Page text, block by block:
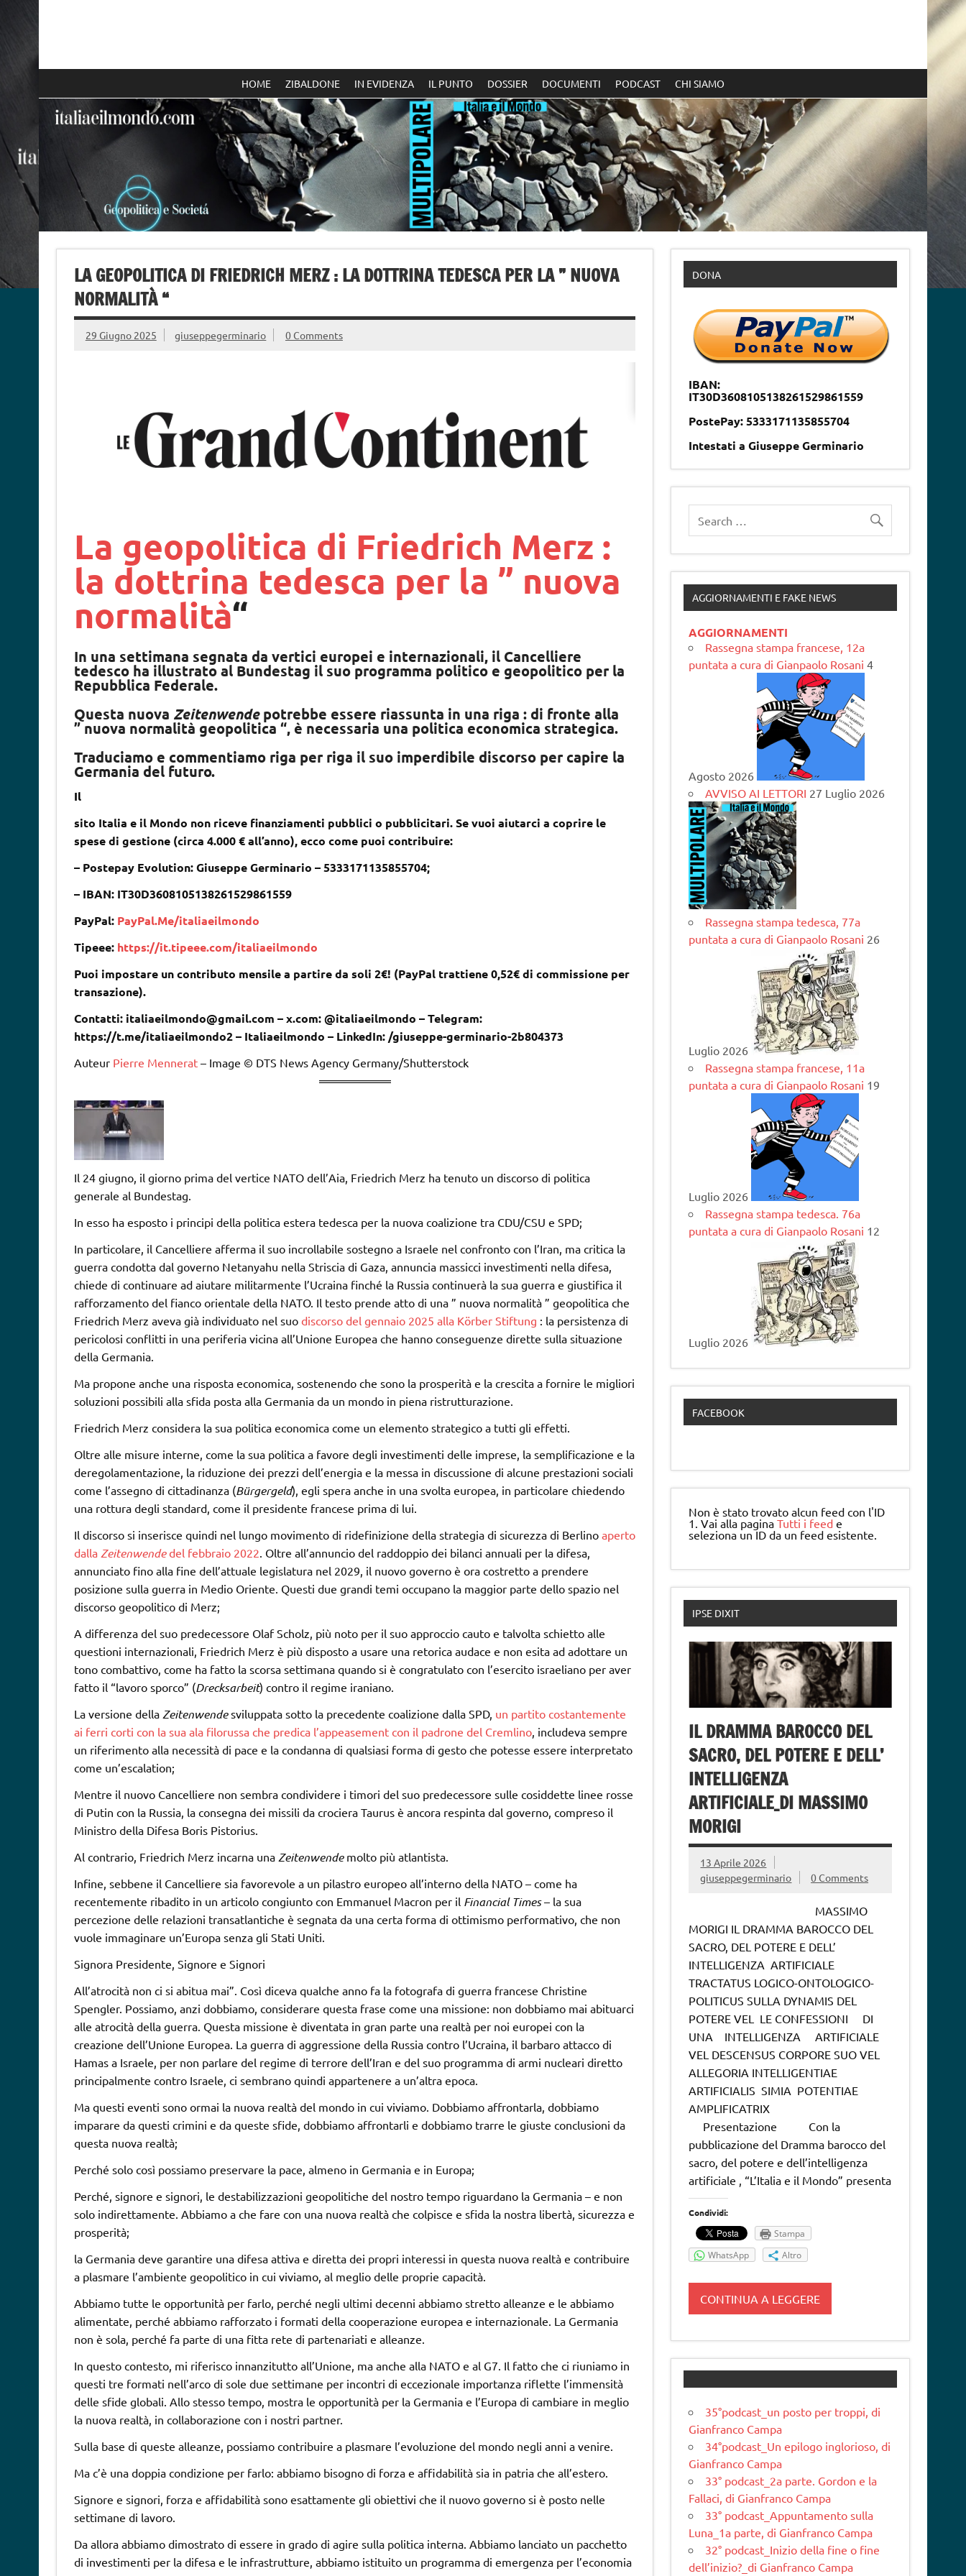
HOME ZIBALDONE IN EVIDENZA IL PUNTO DOSSIER DOCUMENTI PODCAST CHI SIAMO
LA GEOPOLITICA DI FRIEDRICH MERZ : LA DOTTRINA TEDESCA PER LA ” NUOVA
NORMALITÀ “
29 Giugno 2025 giuseppegerminario 0 Comments
La geopolitica di Friedrich Merz :
la dottrina tedesca per la ” nuova
normalità“
In una settimana segnata da vertici europei e internazionali, il Cancelliere
tedesco ha illustrato al Bundestag il suo programma politico e geopolitico per la
Repubblica Federale.
Questa nuova Zeitenwendepotrebbe essere riassunta in una riga : di fronte alla
” nuova normalità geopolitica “, è necessaria una politica economica strategica.
Traduciamo e commentiamo riga per riga il suo imperdibile discorso per capire la
Germania del futuro.
Il
sito Italia e il Mondo non riceve finanziamenti pubblici o pubblicitari. Se vuoi aiutarci a coprire le
spese di gestione (circa 4.000 € all’anno), ecco come puoi contribuire:
– Postepay Evolution: Giuseppe Germinario – 5333171135855704;
– IBAN: IT30D3608105138261529861559
PayPal: PayPal.Me/italiaeilmondo
Tipeee: https://it.tipeee.com/italiaeilmondo
Puoi impostare un contributo mensile a partire da soli 2€! (PayPal trattiene 0,52€ di commissione per
transazione).
Contatti: italiaeilmondo@gmail.com – x.com: @italiaeilmondo – Telegram:
https://t.me/italiaeilmondo2 – Italiaeilmondo – LinkedIn: /giuseppe-germinario-2b804373
Auteur Pierre Mennerat– Image © DTS News Agency Germany/Shutterstock
Il 24 giugno, il giorno prima del vertice NATO dell’Aia, Friedrich Merz ha tenuto un discorso di politica
generale al Bundestag.
In esso ha esposto i principi della politica estera tedesca per la nuova coalizione tra CDU/CSU e SPD;
In particolare, il Cancelliere afferma il suo incrollabile sostegno a Israele nel confronto con l’Iran, ma critica la
guerra condotta dal governo Netanyahu nella Striscia di Gaza, annuncia massicci investimenti nella difesa,
chiede di continuare ad aiutare militarmente l’Ucraina finché la Russia continuerà la sua guerra e giustifica il
rafforzamento del fianco orientale della NATO. Il testo prende atto di una ” nuova normalità ” geopolitica che
Friedrich Merz aveva già individuato nel suo discorso del gennaio 2025 alla Körber Stiftung : la persistenza di
pericolosi conflitti in una periferia vicina all’Unione Europea che hanno conseguenze dirette sulla situazione
della Germania.
Ma propone anche una risposta economica, sostenendo che sono la prosperità e la crescita a fornire le migliori
soluzioni possibili alla sfida posta alla Germania da un mondo in piena ristrutturazione.
Friedrich Merz considera la sua politica economica come un elemento strategico a tutti gli effetti.
Oltre alle misure interne, come la sua politica a favore degli investimenti delle imprese, la semplificazione e la
deregolamentazione, la riduzione dei prezzi dell’energia e la messa in discussione di alcune prestazioni sociali
come l’assegno di cittadinanza (Bürgergeld), egli spera anche in una svolta europea, in particolare chiedendo
una rottura degli standard, come il presidente francese prima di lui.
Il discorso si inserisce quindi nel lungo movimento di ridefinizione della strategia di sicurezza di Berlino aperto
dalla Zeitenwendedel febbraio 2022 . Oltre all’annuncio del raddoppio dei bilanci annuali per la difesa,
annunciato fino alla fine dell’attuale legislatura nel 2029, il nuovo governo è ora costretto a prendere
posizione sulla guerra in Medio Oriente. Questi due grandi temi occupano la maggior parte dello spazio nel
discorso geopolitico di Merz;
A differenza del suo predecessore Olaf Scholz, più noto per il suo approccio cauto e talvolta schietto alle
questioni internazionali, Friedrich Merz è più disposto a usare una retorica audace e non esita ad adottare un
tono combattivo, come ha fatto la scorsa settimana quando si è congratulato con l’esercito israeliano per aver
fatto il “lavoro sporco” (Drecksarbeit) contro il regime iraniano.
La versione della Zeitenwendesviluppata sotto la precedente coalizione dalla SPD, un partito costantemente
ai ferri corti con la sua ala filorussa che predica l’appeasement con il padrone del Cremlino, includeva sempre
un riferimento alla necessità di pace e la condanna di qualsiasi forma di gesto che potesse essere interpretato
come un’escalation;
Mentre il nuovo Cancelliere non sembra condividere i timori del suo predecessore sulle cosiddette linee rosse
di Putin con la Russia, la consegna dei missili da crociera Taurus è ancora respinta dal governo, compreso il
Ministro della Difesa Boris Pistorius.
Al contrario, Friedrich Merz incarna una Zeitenwendemolto più atlantista.
Infine, sebbene il Cancelliere sia favorevole a un pilastro europeo all’interno della NATO – come ha
recentemente ribadito in un articolo congiunto con Emmanuel Macron per il Financial Times– la sua
percezione delle relazioni transatlantiche è segnata da una certa forma di ottimismo performativo, che non
vuole immaginare un’Europa senza gli Stati Uniti.
Signora Presidente, Signore e Signori
All’atrocità non ci si abitua mai”. Così diceva qualche anno fa la fotografa di guerra francese Christine
Spengler. Possiamo, anzi dobbiamo, considerare questa frase come una missione: non dobbiamo mai abituarci
alle atrocità della guerra. Questa missione è diventata in gran parte una realtà per noi europei con la
creazione dell’Unione Europea. La guerra di aggressione della Russia contro l’Ucraina, il barbaro attacco di
Hamas a Israele, per non parlare del regime di terrore dell’Iran e del suo programma di armi nucleari diretto
principalmente contro Israele, ci sembrano quindi appartenere a un’altra epoca.
Ma questi eventi sono ormai la nuova realtà del mondo in cui viviamo. Dobbiamo affrontarla, dobbiamo
imparare da questi crimini e da queste sfide, dobbiamo affrontarli e dobbiamo trarre le giuste conclusioni da
questa nuova realtà;
Perché solo così possiamo preservare la pace, almeno in Germania e in Europa;
Perché, signore e signori, le destabilizzazioni geopolitiche del nostro tempo riguardano la Germania – e non
solo indirettamente. Abbiamo a che fare con una nuova realtà che colpisce e sfida la nostra libertà, sicurezza e
prosperità;
la Germania deve garantire una difesa attiva e diretta dei propri interessi in questa nuova realtà e contribuire
a plasmare l’ambiente geopolitico in cui viviamo, al meglio delle proprie capacità.
Abbiamo tutte le opportunità per farlo, perché negli ultimi decenni abbiamo stretto alleanze e le abbiamo
alimentate, perché abbiamo rafforzato i formati della cooperazione europea e internazionale. La Germania
non è sola, perché fa parte di una fitta rete di partenariati e alleanze.
In questo contesto, mi riferisco innanzitutto all’Unione, ma anche alla NATO e al G7. Il fatto che ci riuniamo in
questi tre formati nell’arco di sole due settimane per incontri di eccezionale importanza riflette l’immensità
delle sfide globali. Allo stesso tempo, mostra le opportunità per la Germania e l’Europa di cambiare in meglio
la nuova realtà, in collaborazione con i nostri partner.
Sulla base di queste alleanze, possiamo contribuire a plasmare l’evoluzione del mondo negli anni a venire.
Ma c’è una doppia condizione per farlo: abbiamo bisogno di forza e affidabilità sia in patria che all’estero.
Signore e signori, forza e affidabilità sono esattamente gli obiettivi che il nuovo governo si è posto nelle
settimane di lavoro.
Da allora abbiamo dimostrato di essere in grado di agire sulla politica interna. Abbiamo lanciato un pacchetto
di investimenti per la difesa e le infrastrutture, abbiamo istituito un programma di emergenza per l’economia
DONA
IBAN:
IT30D3608105138261529861559
PostePay: 5333171135855704
Intestati a Giuseppe Germinario
AGGIORNAMENTI E FAKE NEWS
AGGIORNAMENTI
Rassegna stampa francese, 12a
puntata a cura di Gianpaolo Rosani 4
Agosto 2026
AVVISO AI LETTORI 27 Luglio 2026
Rassegna stampa tedesca, 77a
puntata a cura di Gianpaolo Rosani 26
Luglio 2026
Rassegna stampa francese, 11a
puntata a cura di Gianpaolo Rosani 19
Luglio 2026
Rassegna stampa tedesca. 76a
puntata a cura di Gianpaolo Rosani 12
Luglio 2026
FACEBOOK
Non è stato trovato alcun feed con l'ID
1. Vai alla paginaTutti i feed e
seleziona un ID da un feed esistente.
IPSE DIXIT
IL DRAMMA BAROCCO DEL
SACRO, DEL POTERE E DELL’
INTELLIGENZA
ARTIFICIALE_DI MASSIMO
MORIGI
13 Aprile 2026
giuseppegerminario
0 Comments
MASSIMO
MORIGI IL DRAMMA BAROCCO DEL
SACRO, DEL POTERE E DELL’
INTELLIGENZA ARTIFICIALE
TRACTATUS LOGICO-ONTOLOGICO-
POLITICUS SULLA DYNAMIS DEL
POTERE VEL LE CONFESSIONI DI
UNA INTELLIGENZA ARTIFICIALE
VEL DESCENSUS CORPORE SUO VEL
ALLEGORIA INTELLIGENTIAE
ARTIFICIALIS SIMIA POTENTIAE
AMPLIFICATRIX
Presentazione Con la
pubblicazione del Dramma barocco del
sacro, del potere e dell’intelligenza
artificiale , “L’Italia e il Mondo” presenta
Condividi:
Stampa
WhatsApp
Altro
CONTINUA A LEGGERE
35°podcast_un posto per troppi, di
Gianfranco Campa
34°podcast_Un epilogo inglorioso, di
Gianfranco Campa
33° podcast_2a parte. Gordon e la
Fallaci, di Gianfranco Campa
33° podcast_Appuntamento sulla
Luna_1a parte, di Gianfranco Campa
32° podcast_Inizio della fine o fine
dell’inizio?_di Gianfranco Campa